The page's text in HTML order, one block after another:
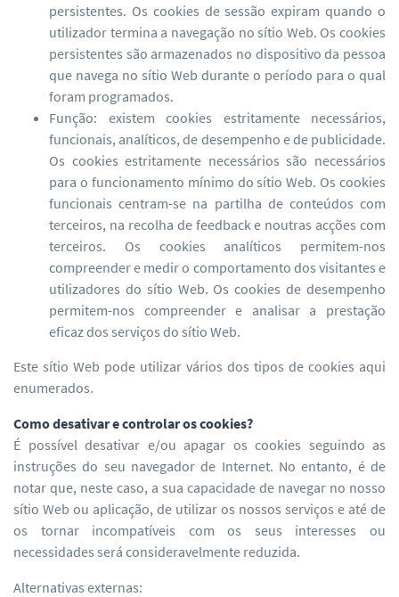
persistentes. Os cookies de sessão expiram quando o
utilizador termina a navegação no sítio Web. Os cookies
persistentes são armazenados no dispositivo da pessoa
que navega no sítio Web durante o período para o qual
foram programados.
Função: existem cookies estritamente necessários,
funcionais, analíticos, de desempenho e de publicidade.
Os cookies estritamente necessários são necessários
para o funcionamento mínimo do sítio Web. Os cookies
funcionais centram-se na partilha de conteúdos com
terceiros, na recolha de feedback e noutras acções com
terceiros. Os cookies analíticos permitem-nos
compreender e medir o comportamento dos visitantes e
utilizadores do sítio Web. Os cookies de desempenho
permitem-nos compreender e analisar a prestação
eficaz dos serviços do sítio Web.
Este sítio Web pode utilizar vários dos tipos de cookies aqui
enumerados.
Como desativar e controlar os cookies?
É possível desativar e/ou apagar os cookies seguindo as
instruções do seu navegador de Internet. No entanto, é de
notar que, neste caso, a sua capacidade de navegar no nosso
sítio Web ou aplicação, de utilizar os nossos serviços e até de
os tornar incompatíveis com os seus interesses ou
necessidades será consideravelmente reduzida.
Alternativas externas: